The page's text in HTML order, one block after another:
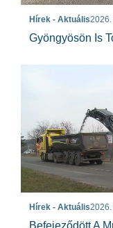
Hírek - Aktuális2026.
Gyöngyösön Is
Hírek - Aktuális2026.
Befejeződött A